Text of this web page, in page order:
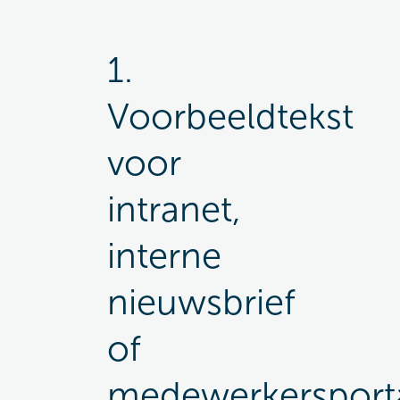
1.
Voorbeeldtekst
voor
intranet,
interne
nieuwsbrief
of